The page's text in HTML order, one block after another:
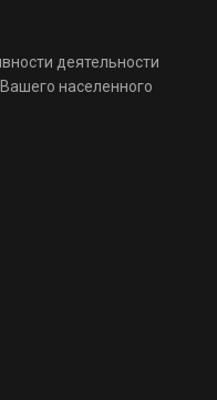
деятельности
населенного